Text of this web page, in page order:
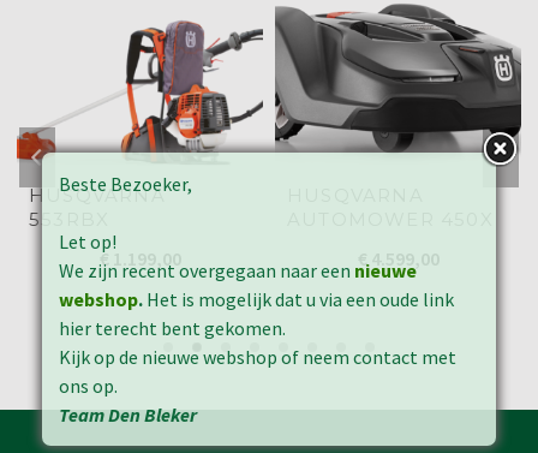
HUSQVARNA
553RBX
€
Beste Bezoeker,
Let op!
We zijn recent overgegaan naar een nieuwe
webshop. Het is mogelijk dat u via een oude link
hier terecht bent gekomen.
Kijk op de nieuwe webshop of neem contact met
ons op.
Team Den Bleker